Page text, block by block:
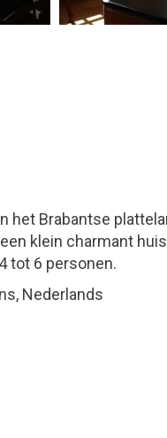
het Brabantse
klein charmant
tot 6 personen.
Nederlands